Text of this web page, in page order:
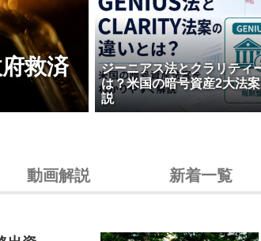
救済
ジーニアス法とクラリティ
は？米国の暗号資産2大法
説
動画解説 新着一覧